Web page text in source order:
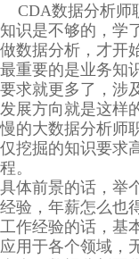
CDA数据分析师
知识是不够的，学
做数据分析，才开
最重要的是业务知
要求就更多了，涉
发展方向就是这样
慢的大数据分析师
仅挖掘的知识要求
程。
具体前景的话，举
经验，年薪怎么也
工作经验的话，基
应用于各个领域，